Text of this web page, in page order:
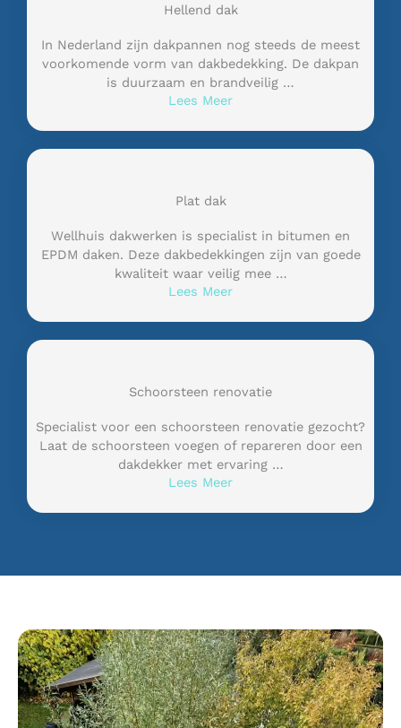
Hellend dak
In Nederland zijn dakpannen nog steeds de meest
voorkomende vorm van dakbedekking. De dakpan
is duurzaam en brandveilig …
Lees Meer
Plat dak
Wellhuis dakwerken is specialist in bitumen en
EPDM daken. Deze dakbedekkingen zijn van goede
kwaliteit waar veilig mee …
Lees Meer
Schoorsteen renovatie
Specialist voor een schoorsteen renovatie gezocht?
Laat de schoorsteen voegen of repareren door een
dakdekker met ervaring …
Lees Meer